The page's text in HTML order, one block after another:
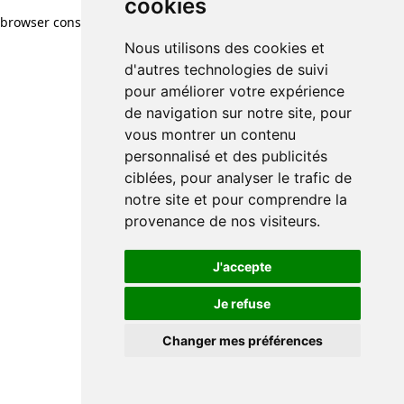
cookies
Nous utilisons des cookies et
d'autres technologies de suivi
pour améliorer votre expérience
de navigation sur notre site, pour
vous montrer un contenu
personnalisé et des publicités
ciblées, pour analyser le trafic de
notre site et pour comprendre la
provenance de nos visiteurs.
J'accepte
Je refuse
Changer mes préférences
browser console for more information)